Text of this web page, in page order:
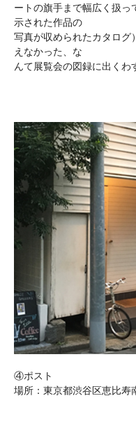
ートの旗手まで幅広く扱っ
示された作品の
写真が収められたカタログ
えなかった、な
んて展覧会の図録に出くわ
④ポスト
場所：東京都渋谷区恵比寿